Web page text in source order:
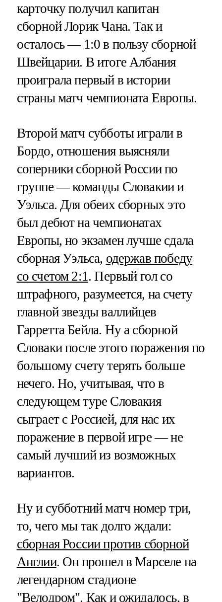
карточку получил капитан
сборной Лорик Чана. Так и
осталось — 1:0 в пользу сборной
Швейцарии. В итоге Албания
проиграла первый в истории
страны матч чемпионата Европы.
Второй матч субботы играли в
Бордо, отношения выясняли
соперники сборной России по
группе — команды Словакии и
Уэльса. Для обеих сборных это
был дебют на чемпионатах
Европы, но экзамен лучше сдала
сборная Уэльса, одержав победу
со счетом 2:1. Первый гол со
штрафного, разумеется, на счету
главной звезды валлийцев
Гарретта Бейла. Ну а сборной
Словаки после этого поражения по
большому счету терять больше
нечего. Но, учитывая, что в
следующем туре Словакия
сыграет с Россией, для нас их
поражение в первой игре — не
самый лучший из возможных
вариантов.
Ну и субботний матч номер три,
то, чего мы так долго ждали:
сборная России против сборной
Англии. Он прошел в Марселе на
легендарном стадионе
"Велодром". Как и ожидалось, в